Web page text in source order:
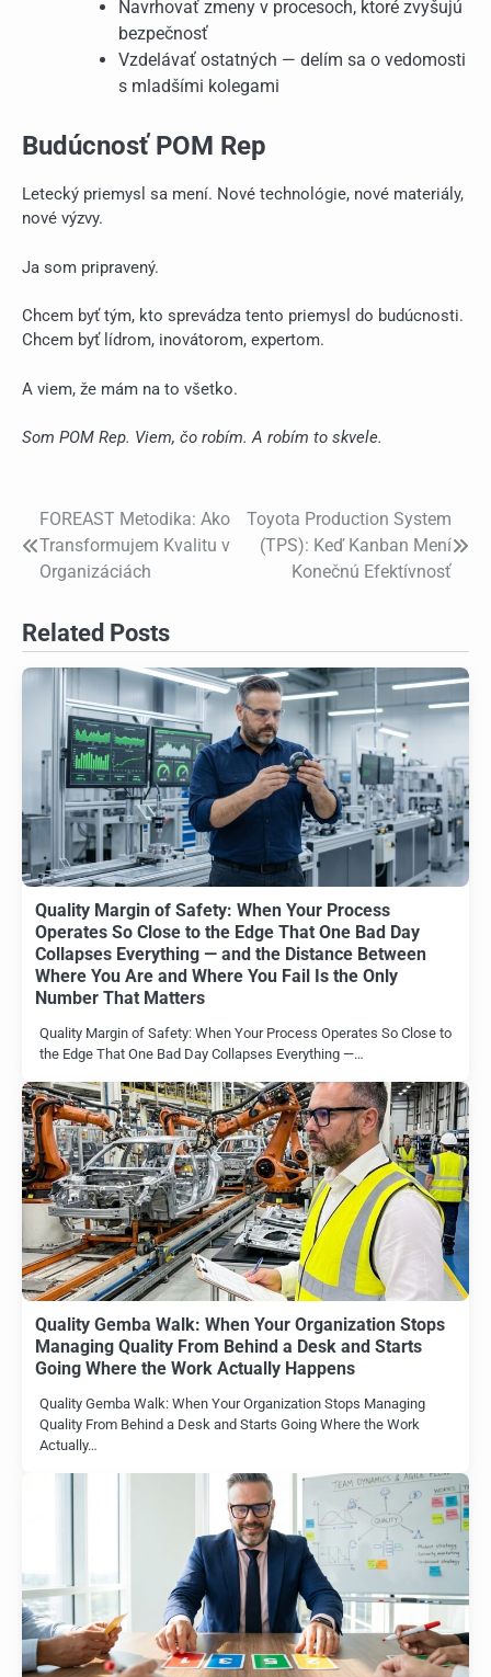
Navrhovať zmeny v procesoch, ktoré zvyšujú
bezpečnosť
Vzdelávať ostatných — delím sa o vedomosti
s mladšími kolegami
Budúcnosť POM Rep
Letecký priemysl sa mení. Nové technológie, nové materiály,
nové výzvy.
Ja som pripravený.
Chcem byť tým, kto sprevádza tento priemysl do budúcnosti.
Chcem byť lídrom, inovátorom, expertom.
A viem, že mám na to všetko.
Som POM Rep. Viem, čo robím. A robím to skvele.
Post
navigation
FOREAST Metodika: Ako
Transformujem Kvalitu v
Organizáciách
Toyota Production System
(TPS): Keď Kanban Mení
Konečnú Efektívnosť
Related Posts
Quality Margin of Safety: When Your Process
Operates So Close to the Edge That One Bad Day
Collapses Everything — and the Distance Between
Where You Are and Where You Fail Is the Only
Number That Matters
Quality Margin of Safety: When Your Process Operates So Close to
the Edge That One Bad Day Collapses Everything —…
Quality Gemba Walk: When Your Organization Stops
Managing Quality From Behind a Desk and Starts
Going Where the Work Actually Happens
Quality Gemba Walk: When Your Organization Stops Managing
Quality From Behind a Desk and Starts Going Where the Work
Actually…